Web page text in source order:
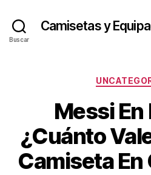
Buscar
Camisetas y
Messi En
¿Cuánto
Camiseta En